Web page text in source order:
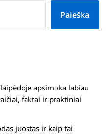
Paieška
apsimoka labiau
faktai ir praktiniai
juostas ir kaip tai